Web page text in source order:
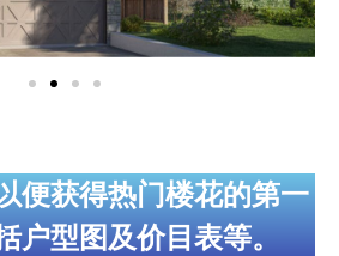
地产杂谈
走近加拿大
便获得热门楼花的第一
户型图及价目表等。